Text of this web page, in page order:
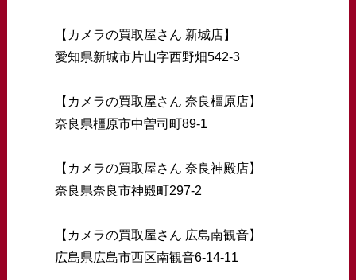
【カメラの買取屋さん 新城店】
愛知県新城市片山字西野畑542-3
【カメラの買取屋さん 奈良橿原店】
奈良県橿原市中曽司町89-1
【カメラの買取屋さん 奈良神殿店】
奈良県奈良市神殿町297-2
【カメラの買取屋さん 広島南観音】
広島県広島市西区南観音6-14-11